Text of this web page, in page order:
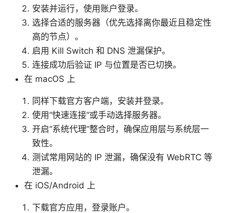
安装并运行，使用账户登录。
选择合适的服务器（优先选择离你最近且稳定性
高的节点）。
启用 Kill Switch 和 DNS 泄漏保护。
连接成功后验证 IP 与位置是否已切换。
在 macOS 上
同样下载官方客户端，安装并登录。
使用“快速连接”或手动选择服务器。
开启“系统代理”整合时，确保应用层与系统层一
致性。
测试常用网站的 IP 泄漏，确保没有 WebRTC 等
泄漏。
在 iOS/Android 上
下载官方应用，登录账户。